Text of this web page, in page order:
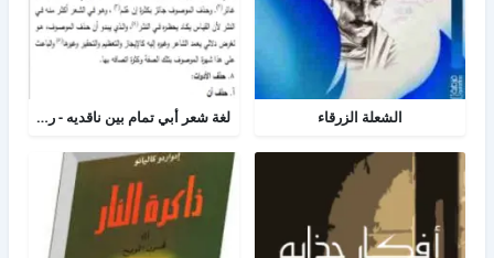
الشعلة الزرقاء لغة شعر أبي تمام بين ناقديه - رسالة لغه عربية